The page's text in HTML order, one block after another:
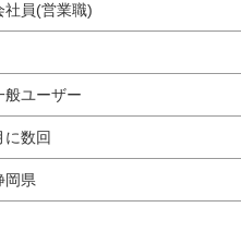
社員(営業職)
般ユーザー
に数回
岡県